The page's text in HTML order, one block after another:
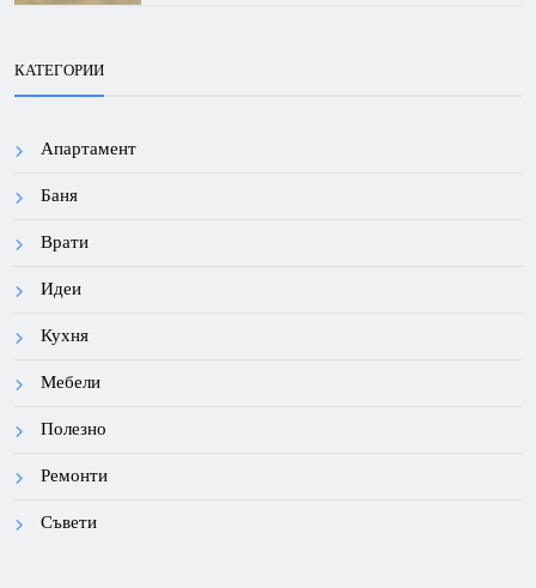
КАТЕГОРИИ
Апартамент
Баня
Врати
Идеи
Кухня
Мебели
Полезно
Ремонти
Съвети